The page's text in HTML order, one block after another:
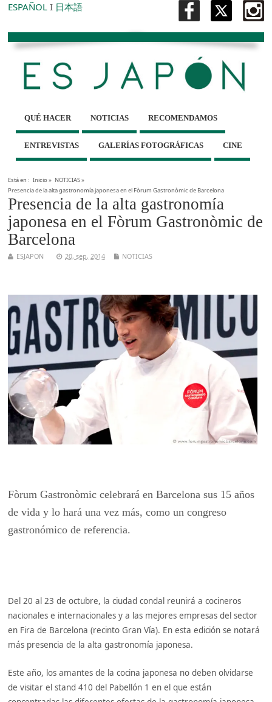
ESPAÑOL I 日本語
QUÉ HACER NOTICIAS RECOMENDAMOS
ENTREVISTAS GALERÍAS FOTOGRÁFICAS CINE
Está en : Inicio» NOTICIAS»
Presencia de la alta gastronomía japonesa en el Fòrum Gastronòmic de Barcelona
Presencia de la alta gastronomía
japonesa en el Fòrum Gastronòmic de
Barcelona
ESJAPON 20, sep, 2014 NOTICIAS
Fòrum Gastronòmic celebrará en Barcelona sus 15 años
de vida y lo hará una vez más, como un congreso
gastronómico de referencia.
Del 20 al 23 de octubre, la ciudad condal reunirá a cocineros
nacionales e internacionales y a las mejores empresas del sector
en Fira de Barcelona (recinto Gran Vía). En esta edición se notará
más presencia de la alta gastronomía japonesa.
Este año, los amantes de la cocina japonesa no deben olvidarse
de visitar el stand 410 del Pabellón 1 en el que están